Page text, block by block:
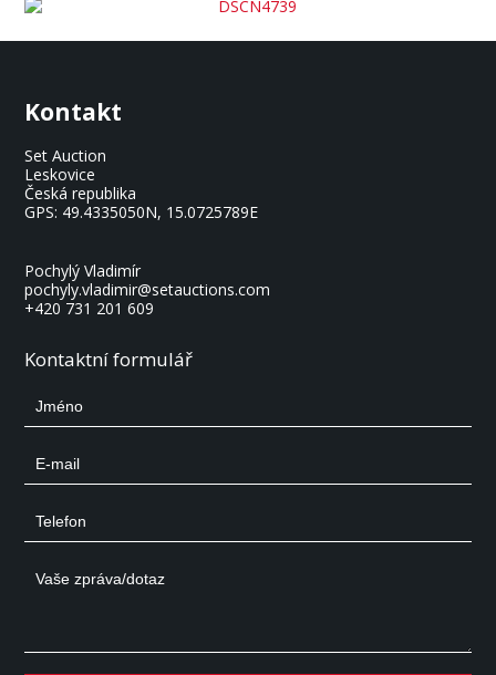
Kontakt
Set Auction
Leskovice
Česká republika
GPS: 49.4335050N, 15.0725789E
Pochylý Vladimír
pochyly.vladimir@setauctions.com
+420 731 201 609
Kontaktní formulář